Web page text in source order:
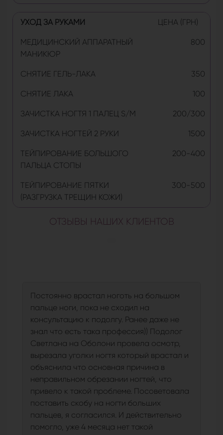
УХОД ЗА РУКАМИ ЦЕНА (ГРН)
МЕДИЦИНСКИЙ АППАРАТНЫЙ
МАНИКЮР
800
СНЯТИЕ ГЕЛЬ-ЛАКА 350
СНЯТИЕ ЛАКА 100
ЗАЧИСТКА НОГТЯ 1 ПАЛЕЦ S/M 200/300
ЗАЧИСТКА НОГТЕЙ 2 РУКИ 1500
ТЕЙПИРОВАНИЕ БОЛЬШОГО
ПАЛЬЦА СТОПЫ
200-400
ТЕЙПИРОВАНИЕ ПЯТКИ
(РАЗГРУЗКА ТРЕЩИН КОЖИ)
300-500
ОТЗЫВЫ НАШИХ КЛИЕНТОВ
Постоянно врастал ноготь на большом
пальце ноги, пока не сходил на
консультацию к подолгу. Ранее даже не
знал что есть така профессия)) Подолог
Светлана на Оболони провела осмотр,
вырезала уголки ногтя который врастал и
объяснила что основная причина в
неправильном обрезании ногтей, что
привело к такой проблеме. Посоветовала
поставить скобу на ногти больших
пальцев, я согласился. И действительно
помогло, уже 4 месяца нет такой